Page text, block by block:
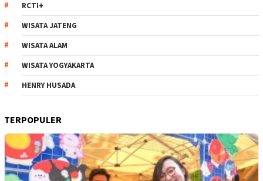
RCTI+
WISATA JATENG
WISATA ALAM
WISATA YOGYAKARTA
HENRY HUSADA
TERPOPULER